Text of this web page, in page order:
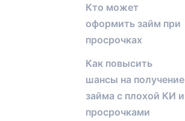
Кто может
оформить займ при
просрочках
Как повысить
шансы на получение
займа с плохой КИ и
просрочками